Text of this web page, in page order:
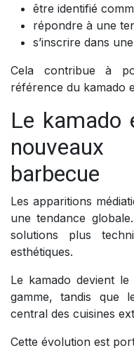
être identifié
répondre à une
s’inscrire dans
Cela contribue à
référence du kamado
Le kamado
barbecue
Les apparitions
une tendance
solutions plus
esthétiques.
Le kamado devient
gamme, tandis que
central des cuisines
Cette évolution est